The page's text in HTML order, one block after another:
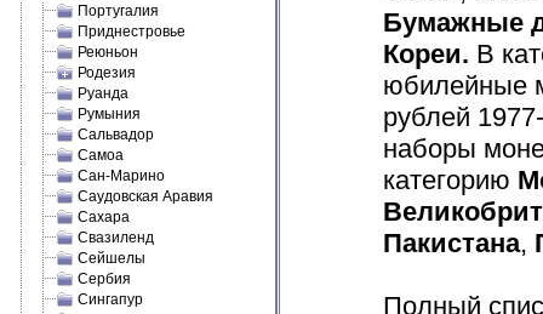
Португалия
Приднестровье
Реюньон
Родезия
Руанда
Румыния
Сальвадор
Самоа
Сан-Марино
Саудовская Аравия
Сахара
Свазиленд
Сейшелы
Сербия
Сингапур
Бумажные
Кореи. В
юбилейные
рублей
наборы
категорию
Пакистана,
Полный